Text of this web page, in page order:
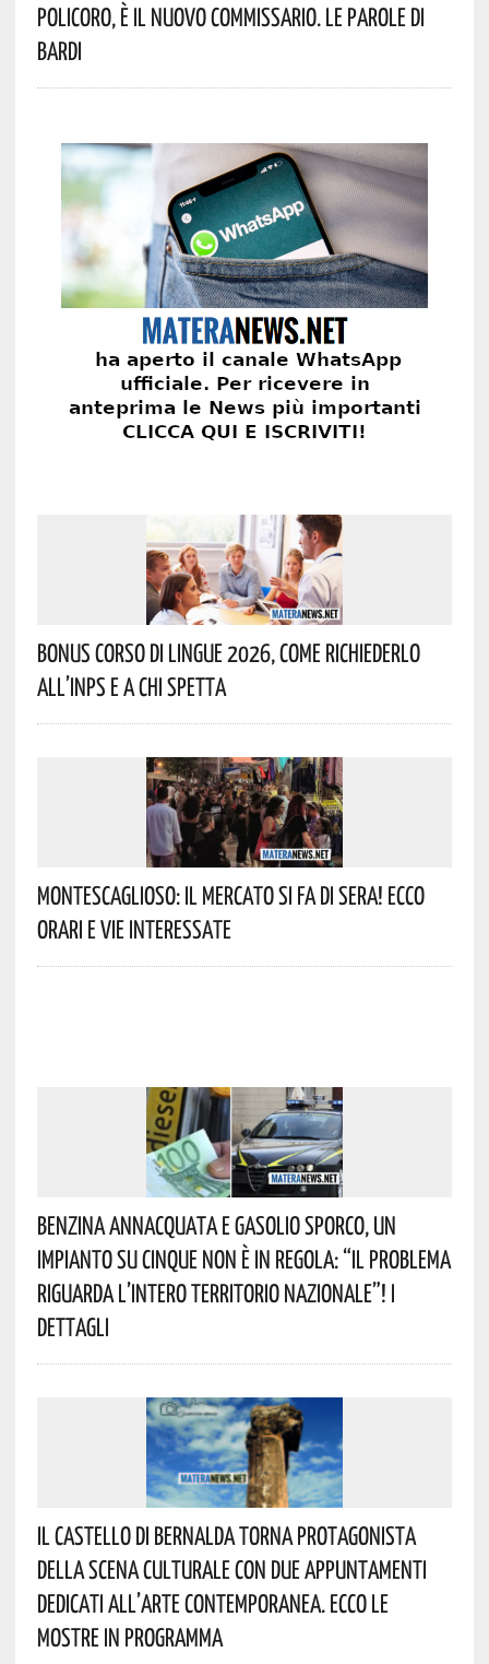
Policoro, È Il Nuovo Commissario. Le Parole Di
Bardi
Bonus Corso Di Lingue 2026, Come Richiederlo
All’INPS E A Chi Spetta
Montescaglioso: Il Mercato Si Fa Di Sera! Ecco
Orari E Vie Interessate
Benzina Annacquata E Gasolio Sporco, Un
Impianto Su Cinque Non È In Regola: “il Problema
Riguarda L’intero Territorio Nazionale”! I
Dettagli
Il Castello Di Bernalda Torna Protagonista
Della Scena Culturale Con Due Appuntamenti
Dedicati All’arte Contemporanea. Ecco Le
Mostre In Programma